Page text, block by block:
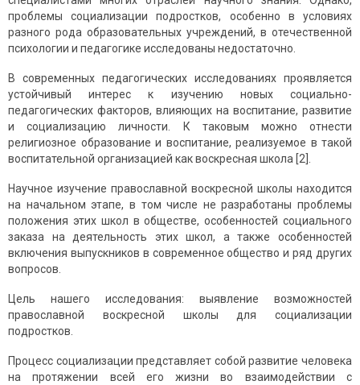
проблемы социализации подростков, особенно в условиях
разного рода образовательных учреждений, в отечественной
психологии и педагогике исследованы недостаточно.
В современных педагогических исследованиях проявляется
устойчивый интерес к изучению новых социально-
педагогических факторов, влияющих на воспитание, развитие
и социализацию личности. К таковым можно отнести
религиозное образование и воспитание, реализуемое в такой
воспитательной организацией как воскресная школа [2].
Научное изучение православной воскресной школы находится
на начальном этапе, в том числе не разработаны проблемы
положения этих школ в обществе, особенностей социального
заказа на деятельность этих школ, а также особенностей
включения выпускников в современное общество и ряд других
вопросов.
Цель нашего исследования: выявление возможностей
православной воскресной школы для социализации
подростков.
Процесс социализации представляет собой развитие человека
на протяжении всей его жизни во взаимодействии с